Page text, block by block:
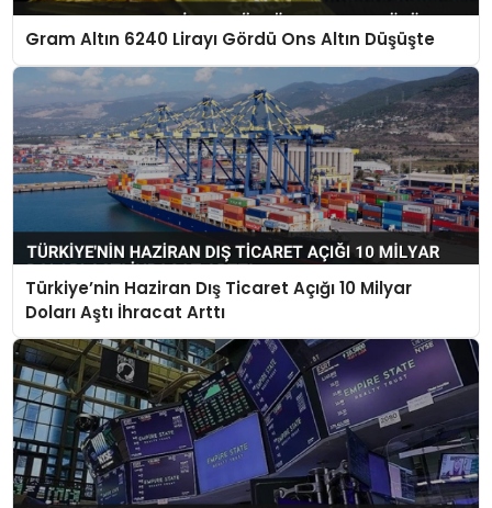
Gram Altın 6240 Lirayı Gördü Ons Altın Düşüşte
Türkiye’nin Haziran Dış Ticaret Açığı 10 Milyar
Doları Aştı İhracat Arttı